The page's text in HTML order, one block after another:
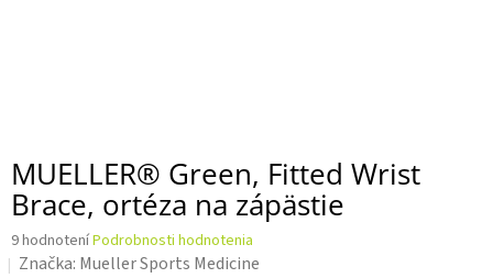
MUELLER® Green, Fitted Wrist
Brace, ortéza na zápästie
Priemerné
hodnotenie
9 hodnoteníPodrobnosti hodnotenia
Značka: Mueller Sports Medicine